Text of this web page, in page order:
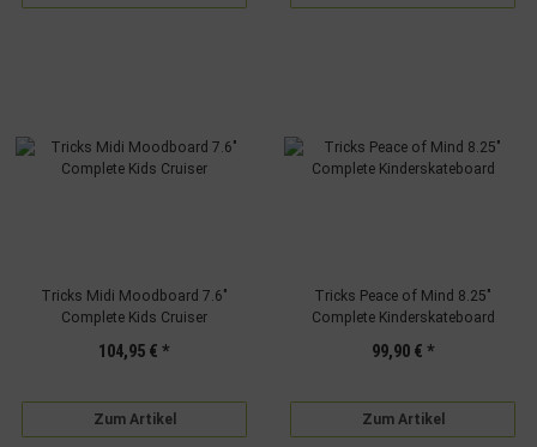
Tricks Midi Moodboard 7.6"
Complete Kids Cruiser
104,95 € *
Zum Artikel
Tricks Peace of Mind 8.25"
Complete Kinderskateboard
99,90 € *
Zum Artikel